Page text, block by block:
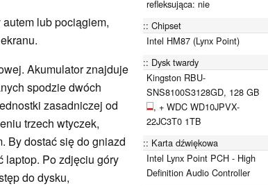
lub pociągiem,
Akumulator znajduje
spodzie dwóch
zasadniczej od
trzech wtyczek,
By dostać się do gniazd
laptop. Po zdjęciu góry
do dysku,
refleksująca: nie
Chipset
Intel HM87 (Lynx Point)
Dysk twardy
Kingston RBU-
SNS8100S3128GD, 128 GB
, + WDC WD10JPVX-
22JC3T0 1TB
Karta dźwiękowa
Intel Lynx Point PCH - High
Definition Audio Controller